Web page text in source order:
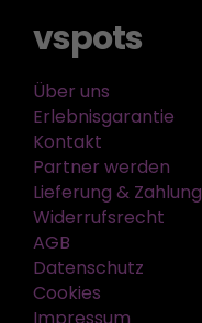
vspots
Über uns
Erlebnisgarantie
Kontakt
Partner werden
Lieferung & Zahlung
Widerrufsrecht
AGB
Datenschutz
Cookies
Impressum